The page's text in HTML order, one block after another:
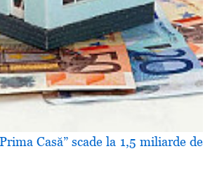
Casă” scade la 1,5 miliarde de